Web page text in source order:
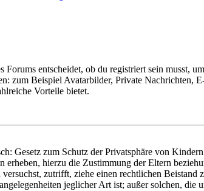
entscheidet, ob du registriert sein musst,
zum Beispiel Avatarbilder, Private Nachrichten,
Vorteile bietet.
Gesetz zum Schutz der Privatsphäre von
hierzu die Zustimmung der Eltern
zutrifft, ziehe einen rechtlichen
jeglicher Art ist; außer solchen,